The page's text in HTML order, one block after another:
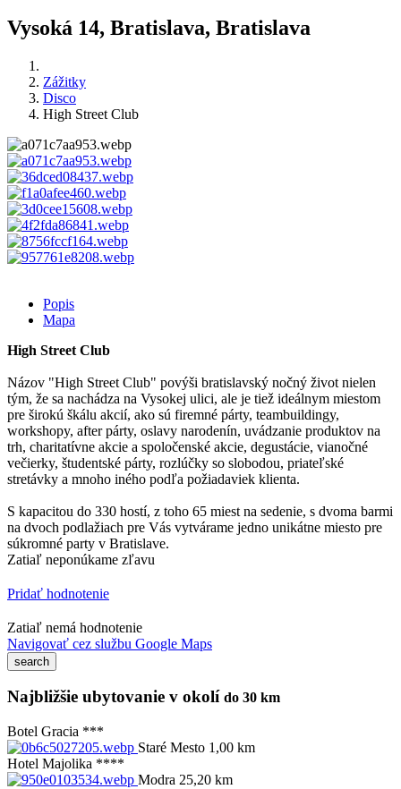
Vysoká 14, Bratislava, Bratislava
Zážitky
Disco
High Street Club
Popis
Mapa
High Street Club
Názov "High Street Club" povýši bratislavský nočný život nielen
tým, že sa nachádza na Vysokej ulici, ale je tiež ideálnym miestom
pre širokú škálu akcií, ako sú firemné párty, teambuildingy,
workshopy, after párty, oslavy narodenín, uvádzanie produktov na
trh, charitatívne akcie a spoločenské akcie, degustácie, vianočné
večierky, študentské párty, rozlúčky so slobodou, priateľské
stretávky a mnoho iného podľa požiadaviek klienta.
S kapacitou do 330 hostí, z toho 65 miest na sedenie, s dvoma barmi
na dvoch podlažiach pre Vás vytvárame jedno unikátne miesto pre
súkromné party v Bratislave.
Zatiaľ neponúkame zľavu
Pridať hodnotenie
Zatiaľ nemá hodnotenie
Navigovať cez službu Google Maps
Najbližšie ubytovanie v okolí do 30 km
Botel Gracia ***
Staré Mesto 1,00 km
Hotel Majolika ****
Modra 25,20 km